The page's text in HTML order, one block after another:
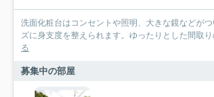
洗面化粧台はコンセントや照明、大きな鏡などが
ズに身支度を整えられます。ゆったりとした間取
る
募集中の部屋